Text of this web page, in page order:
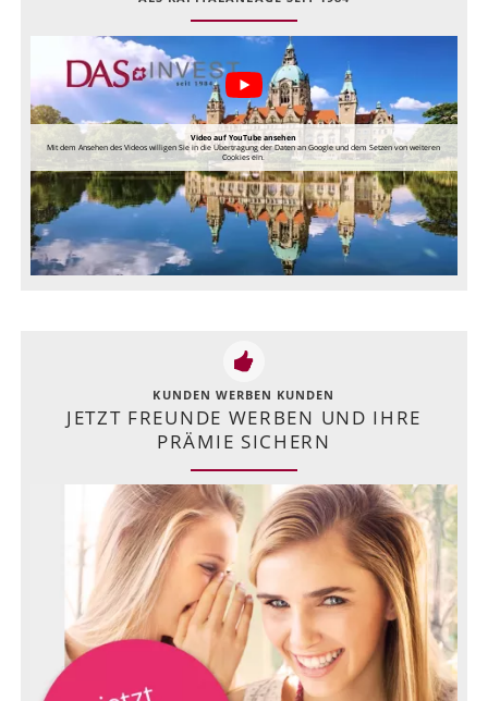
Video auf YouTube ansehen
Mit dem Ansehen des Videos willigen Sie in die Übertragung der Daten an Google und dem Setzen von weiteren
Cookies ein.
KUNDEN WERBEN KUNDEN
JETZT FREUNDE WERBEN UND IHRE
PRÄMIE SICHERN